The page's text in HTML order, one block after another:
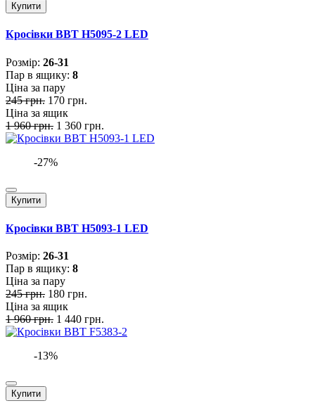
Купити
Кросівки BBT H5095-2 LED
Розмiр: 26-31
Пар в ящику: 8
Ціна за пару
245 грн. 170 грн.
Ціна за ящик
1 960 грн. 1 360 грн.
-27%
Купити
Кросівки BBT H5093-1 LED
Розмiр: 26-31
Пар в ящику: 8
Ціна за пару
245 грн. 180 грн.
Ціна за ящик
1 960 грн. 1 440 грн.
-13%
Купити